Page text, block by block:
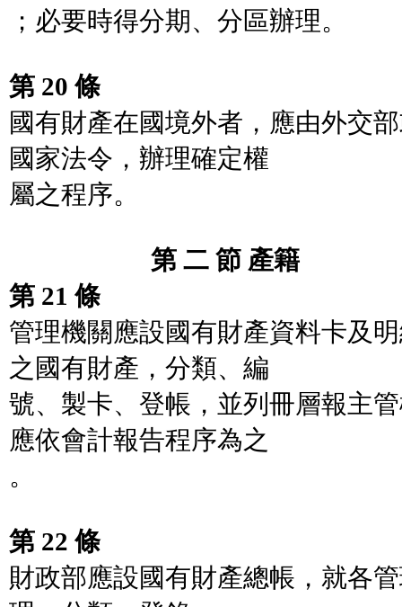
；必要時得分期、分區辦理。
第 20 條
國有財產在國境外者，應由外交
國家法令，辦理確定權
屬之程序。
第 二 節 產籍
第 21 條
管理機關應設國有財產資料卡及
之國有財產，分類、編
號、製卡、登帳，並列冊層報主
應依會計報告程序為之
。
第 22 條
財政部應設國有財產總帳，就各